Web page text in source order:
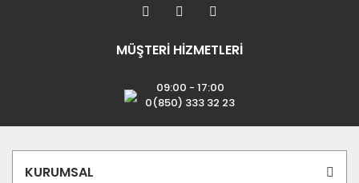
MÜŞTERİ HİZMETLERİ
09:00 - 17:00
0(850) 333 32 23
KURUMSAL